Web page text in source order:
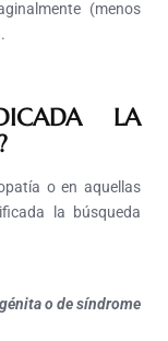
(menos
LA
o en aquellas
la búsqueda
o de síndrome